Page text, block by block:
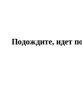
Подождите, идет